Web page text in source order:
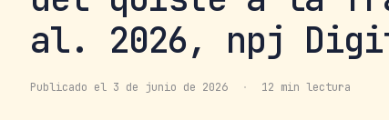
al. 2026, npj
Publicado el 3 de junio de 2026 · 12 min lectura